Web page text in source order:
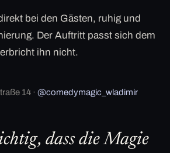
bei den Gästen, ruhig und
Der Auftritt passt sich dem
ihn nicht.
14 · @comedymagic_wladimir
dass die Magie